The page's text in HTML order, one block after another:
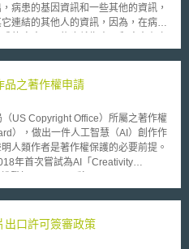
病患的基因資訊和一些其他的資訊，
連結的其他人的資訊，因為，在病患
幾乎可以確定他們未來也會發病。此
一步的檢查，對潛在的健康問題有所
南提醒醫師應該要自行衡量身為醫師
助保護他人免於嚴重傷害兩者之間孰
，決定要向那些親屬告知他們所可能
會透露病患身份的方式為之。
癌(Breast cancer)等，都有著極高的
品之著作權申請
Copyright Office）所屬之著作權
），做出一件人工智慧（AI）創作作
人類作者是著作權保護的必要前提。
年首次嘗試為AI「Creativity
過美國著作權法第201條（b）項的
請沒有成功，著作權局認為依著作權
出口許可簽審政策